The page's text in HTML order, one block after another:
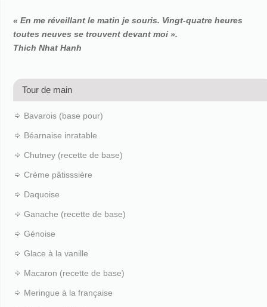
« En me réveillant le matin je souris. Vingt-quatre heures
toutes neuves se trouvent devant moi ».
Thich Nhat Hanh
Tour de main
Bavarois (base pour)
Béarnaise inratable
Chutney (recette de base)
Crème pâtisssière
Daquoise
Ganache (recette de base)
Génoise
Glace à la vanille
Macaron (recette de base)
Meringue à la française